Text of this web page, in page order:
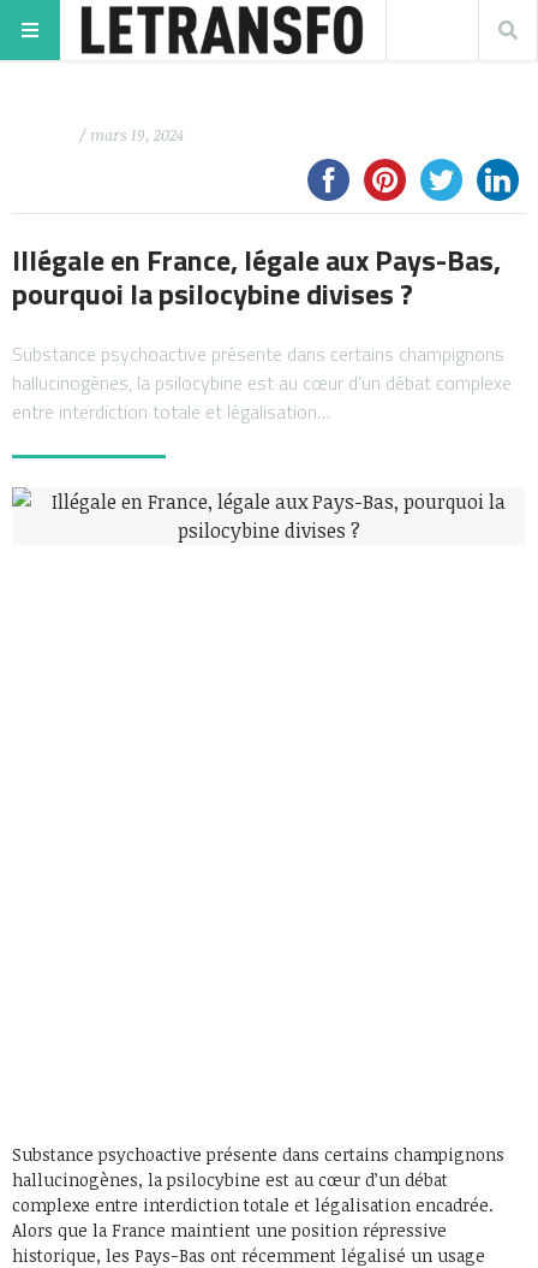
/ mars 19, 2024
Illégale en France, légale aux Pays-Bas,
pourquoi la psilocybine divises ?
Substance psychoactive présente dans certains champignons
hallucinogènes, la psilocybine est au cœur d’un débat complexe
entre interdiction totale et légalisation…
Substance psychoactive présente dans certains champignons
hallucinogènes, la psilocybine est au cœur d’un débat
complexe entre interdiction totale et légalisation encadrée.
Alors que la France maintient une position répressive
historique, les Pays-Bas ont récemment légalisé un usage